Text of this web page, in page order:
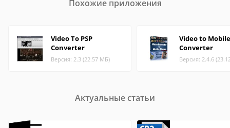
Похожие приложения
Video To PSP
Converter
Версия: 2.3 (22.57 МБ)
Video to Mobile
Converter
Версия: 2.4.6
Актуальные статьи